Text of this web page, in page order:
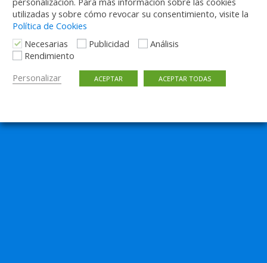
utilizadas y sobre cómo revocar su consentimiento, visite la
Política de Cookies
Necesarias
Publicidad
Análisis
Rendimiento
Personalizar
ACEPTAR ACEPTAR TODAS